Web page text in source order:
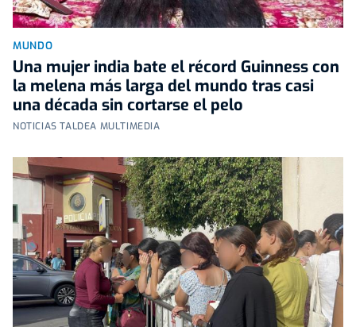
MUNDO
Una mujer india bate el récord Guinness con
la melena más larga del mundo tras casi
una década sin cortarse el pelo
NOTICIAS TALDEA MULTIMEDIA